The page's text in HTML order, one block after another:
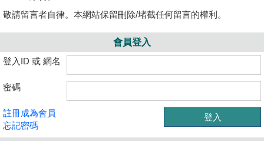
敬請留言者自律。本網站保留刪除/堵截任何留言的權利。
會員登入
登入ID 或 網名
密碼
註冊成為會員
忘記密碼